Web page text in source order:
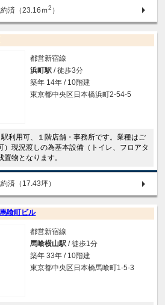
済（23.16ｍ2 ）
都営新宿線
浜町駅 / 徒歩3分
築年 14年 / 10階建
東京都中央区日本橋浜町2-54-5
駅利用可、１階店舗・事務所です。業種はご
）現況渡しの為基本設備（トイレ、フロアタ
物となります。
済（17.43坪）
喰町ビル
都営新宿線
馬喰横山駅 / 徒歩1分
築年 33年 / 10階建
東京都中央区日本橋馬喰町1-5-3